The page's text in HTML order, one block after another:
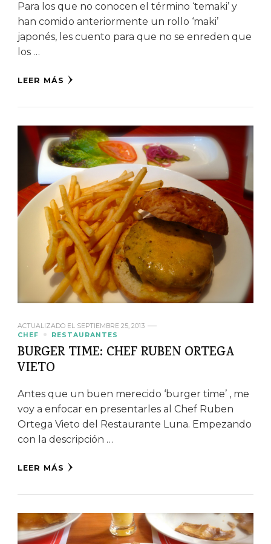
Para los que no conocen el término ‘temaki’ y
han comido anteriormente un rollo ‘maki’
japonés, les cuento para que no se enreden que
los …
LEER MÁS
ACTUALIZADO EL SEPTIEMBRE 25, 2013
CHEF
RESTAURANTES
BURGER TIME: CHEF RUBEN ORTEGA
VIETO
Antes que un buen merecido ‘burger time’ , me
voy a enfocar en presentarles al Chef Ruben
Ortega Vieto del Restaurante Luna. Empezando
con la descripción …
LEER MÁS